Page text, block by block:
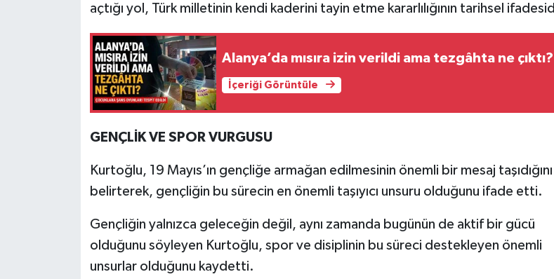
açtığı yol, Türk milletinin kendi kaderini tayin etme kararlılığının tarihsel
Alanya’da mısıra izin verildi ama tezgâhta ne çıktı?
İçeriği Görüntüle
GENÇLİK VE SPOR VURGUSU
Kurtoğlu, 19 Mayıs’ın gençliğe armağan edilmesinin önemli bir mesaj taşıdığını
belirterek, gençliğin bu sürecin en önemli taşıyıcı unsuru olduğunu ifade etti.
Gençliğin yalnızca geleceğin değil, aynı zamanda bugünün de aktif bir gücü
olduğunu söyleyen Kurtoğlu, spor ve disiplinin bu süreci destekleyen önemli
unsurlar olduğunu kaydetti.